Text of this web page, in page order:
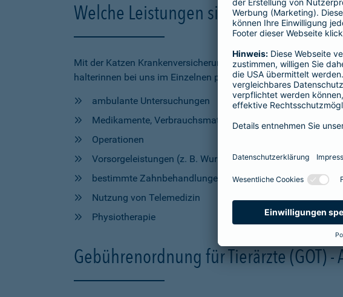
Welche Leistungen sind in der
Mit der Katzen Krankenversicherung der Barmenia ist Ihr
halterinnen bei uns im Einzelnen profitieren, haben wir Ihnen
ambulante Untersuchungen
Medikamente, Verbrauchsmaterial und Hilfsmittel
Operationen
Vorsorgeleistungen (z. B. Wurmkur, Impfung)
bestimmte Zahnbehandlungen
Nutzung von Telemedizin
Physiotherapie
Gebührenordnung für Tierärzte (GOT)